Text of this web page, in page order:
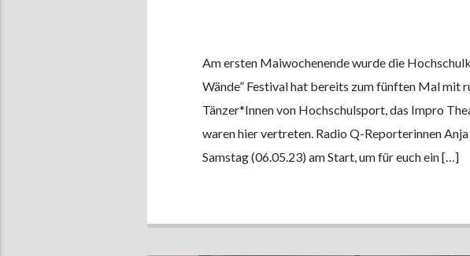
Am ersten Maiwochenende wurde die
Wände” Festival hat bereits zum fünften Mal mit
Tänzer*Innen von Hochschulsport, das Impro
waren hier vertreten. Radio Q-Reporterinnen
Samstag (06.05.23) am Start, um für euch ein […]